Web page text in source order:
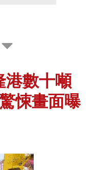
港數十噸
悚畫面曝